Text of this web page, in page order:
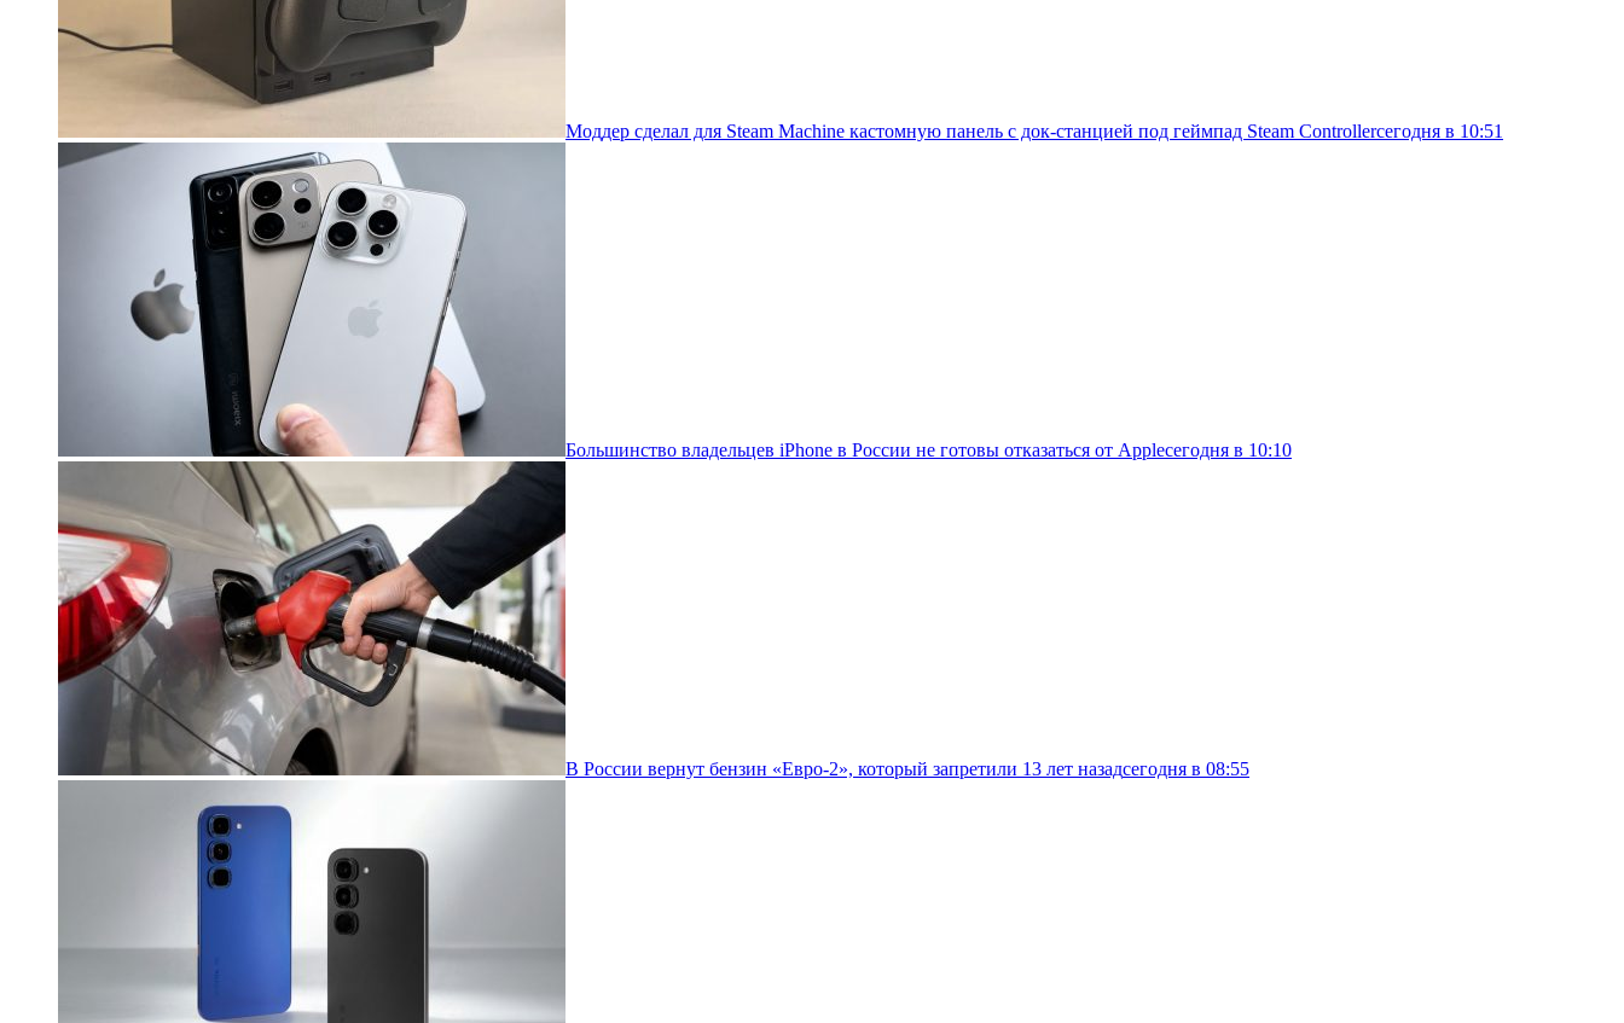
Моддер сделал для Steam Machine кастомную панель с док-станцией под геймпад Steam Controllerсегодня в 10:51
Большинство владельцев iPhone в России не готовы отказаться от Appleсегодня в 10:10
В России вернут бензин «Евро-2», который запретили 13 лет назадсегодня в 08:55